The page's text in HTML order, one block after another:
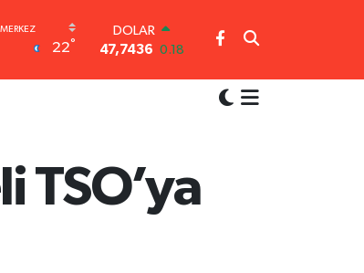
22°
DOLAR
47,7436 0.18
6660.55
BİST100
13.779
-14
TSO’ya